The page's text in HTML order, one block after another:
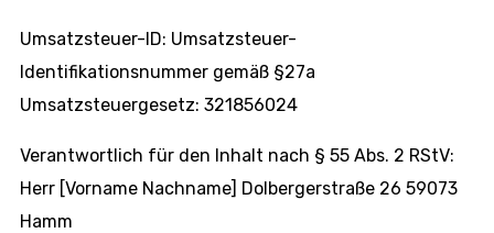
Umsatzsteuer-ID: Umsatzsteuer-
Identifikationsnummer gemäß §27a
Umsatzsteuergesetz: 321856024
Verantwortlich für den Inhalt nach § 55 Abs. 2 RStV:
Herr [Vorname Nachname] Dolbergerstraße 26 59073
Hamm